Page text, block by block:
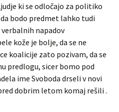
ki se odločajo za politiko
bodo predmet lahko tudi
napadov
kože je bolje, da se ne
koalicije zato pozivam, da se
predlogu, sicer bomo pod
ime Svoboda drseli v novi
dobrim letom komaj rešili .